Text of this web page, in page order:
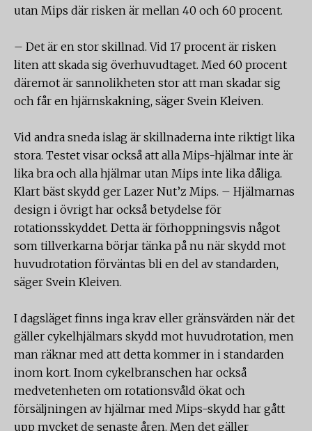
utan Mips där risken är mellan 40 och 60 procent.
– Det är en stor skillnad. Vid 17 procent är risken
liten att skada sig överhuvudtaget. Med 60 procent
däremot är sannolikheten stor att man skadar sig
och får en hjärnskakning, säger Svein Kleiven.
Vid andra sneda islag är skillnaderna inte riktigt lika
stora. Testet visar också att alla Mips-hjälmar inte är
lika bra och alla hjälmar utan Mips inte lika dåliga.
Klart bäst skydd ger Lazer Nut’z Mips. – Hjälmarnas
design i övrigt har också betydelse för
rotationsskyddet. Detta är förhoppningsvis något
som tillverkarna börjar tänka på nu när skydd mot
huvudrotation förväntas bli en del av standarden,
säger Svein Kleiven.
I dagsläget finns inga krav eller gränsvärden när det
gäller cykelhjälmars skydd mot huvudrotation, men
man räknar med att detta kommer in i standarden
inom kort. Inom cykelbranschen har också
medvetenheten om rotationsvåld ökat och
försäljningen av hjälmar med Mips-skydd har gått
upp mycket de senaste åren. Men det gäller